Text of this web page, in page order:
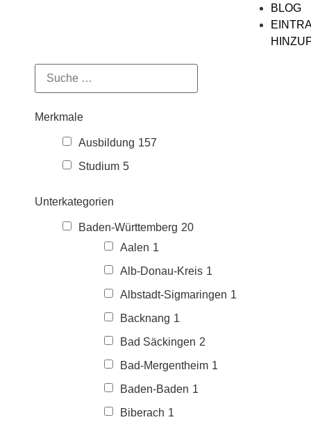
BLOG
Merkmale
Ausbildung 157
Studium 5
Unterkategorien
Baden-Württemberg 20
Aalen 1
Alb-Donau-Kreis 1
Albstadt-Sigmaringen 1
Backnang 1
Bad Säckingen 2
Bad-Mergentheim 1
Baden-Baden 1
Biberach 1